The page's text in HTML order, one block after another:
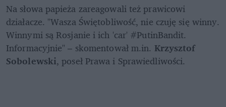
Na słowa papieża zareagowali też prawicowi
działacze. "Wasza Świętobliwość, nie czuję się winny.
Winnymi są Rosjanie i ich 'car' #PutinBandit.
Informacyjnie" – skomentował m.in. Krzysztof
Sobolewski, poseł Prawa i Sprawiedliwości.